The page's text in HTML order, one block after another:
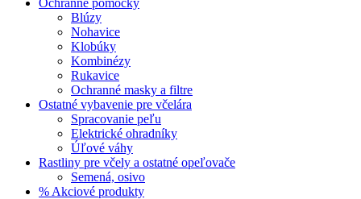
Blúzy
Nohavice
Klobúky
Kombinézy
Rukavice
Ochranné masky a filtre
Ostatné vybavenie pre včelára
Spracovanie peľu
Elektrické ohradníky
Úľové váhy
Rastliny pre včely a ostatné opeľovače
Semená, osivo
% Akciové produkty